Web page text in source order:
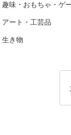
趣味・おもちゃ・ゲ
アート・工芸品
生き物